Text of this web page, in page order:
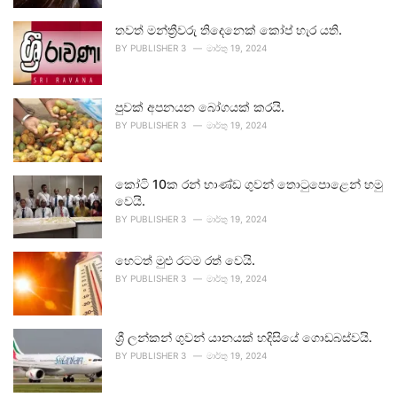
තවත් මන්ත්‍රීවරු තිදෙනෙක් කෝප් හැර යති.
BY PUBLISHER 3 මාර්තු 19, 2024
පුවක් අපනයන බෝගයක් කරයි.
BY PUBLISHER 3 මාර්තු 19, 2024
කෝටි 10ක රන් භාණ්ඩ ගුවන් තොටුපොළෙන් හමු
වෙයි.
BY PUBLISHER 3 මාර්තු 19, 2024
හෙටත් මුළු රටම රත් වෙයි.
BY PUBLISHER 3 මාර්තු 19, 2024
ශ්‍රී ලන්කන් ගුවන් යානයක් හදිසියේ ගොඩබස්වයි.
BY PUBLISHER 3 මාර්තු 19, 2024